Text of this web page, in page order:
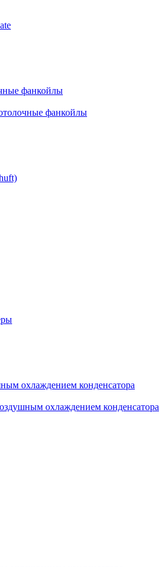
фанкойлы
фанкойлы
охлаждением конденсатора
охлаждением конденсатора